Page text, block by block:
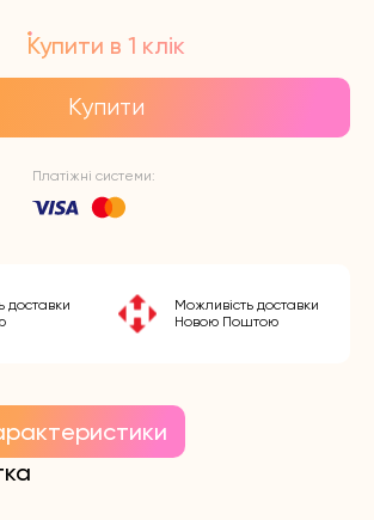
Купити в 1 клік
Купити
Платіжні системи:
доставки
Можливість доставки
Новою Поштою